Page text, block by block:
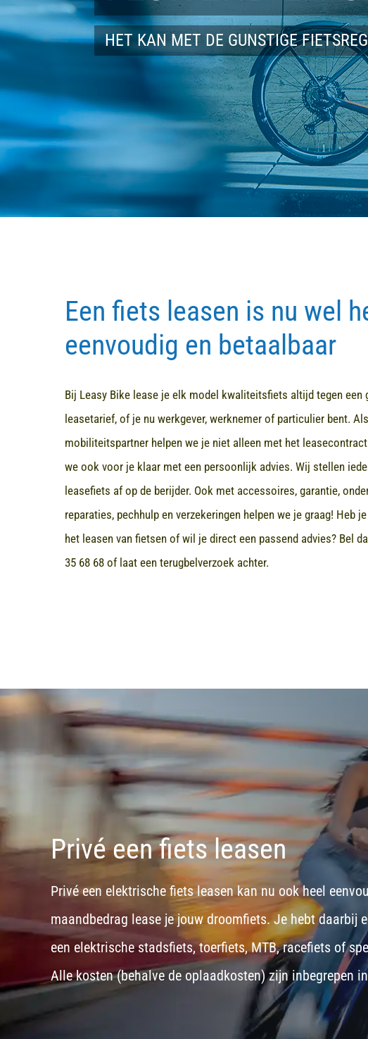
HET KAN MET DE GUNSTIGE
Een fiets leasen is nu wel
eenvoudig en betaalbaar
Bij Leasy Bike lease je elk model kwaliteitsfiets altijd tegen een
leasetarief, of je nu werkgever, werknemer of particulier bent. Als
mobiliteitspartner helpen we je niet alleen met het
we ook voor je klaar met een persoonlijk advies. Wij stellen
leasefiets af op de berijder. Ook met accessoires, garantie,
reparaties, pechhulp en verzekeringen helpen we je graag! Heb
het leasen van fietsen of wil je direct een passend advies? Bel
35 68 68of laat een terugbelverzoek achter.
Privé een fiets leasen
Privé een elektrische fiets leasen kan nu ook heel
maandbedrag lease je jouw droomfiets. Je hebt daarbij
een elektrische stadsfiets, toerfiets,MTB,racefiets of
Alle kosten (behalve de oplaadkosten) zijn inbegrepen